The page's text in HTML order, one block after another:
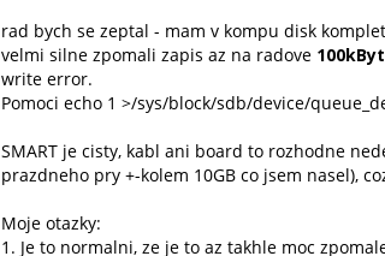
rad bych se zeptal - mam v kompu disk
velmi silne zpomali zapis az na radove
write error.
Pomoci echo 1 >/sys/block/sdb/device/
SMART je cisty, kabl ani board to rozhodne
prazdneho pry +-kolem 10GB co jsem nasel),
Moje otazky:
1. Je to normalni, ze je to az takhle moc